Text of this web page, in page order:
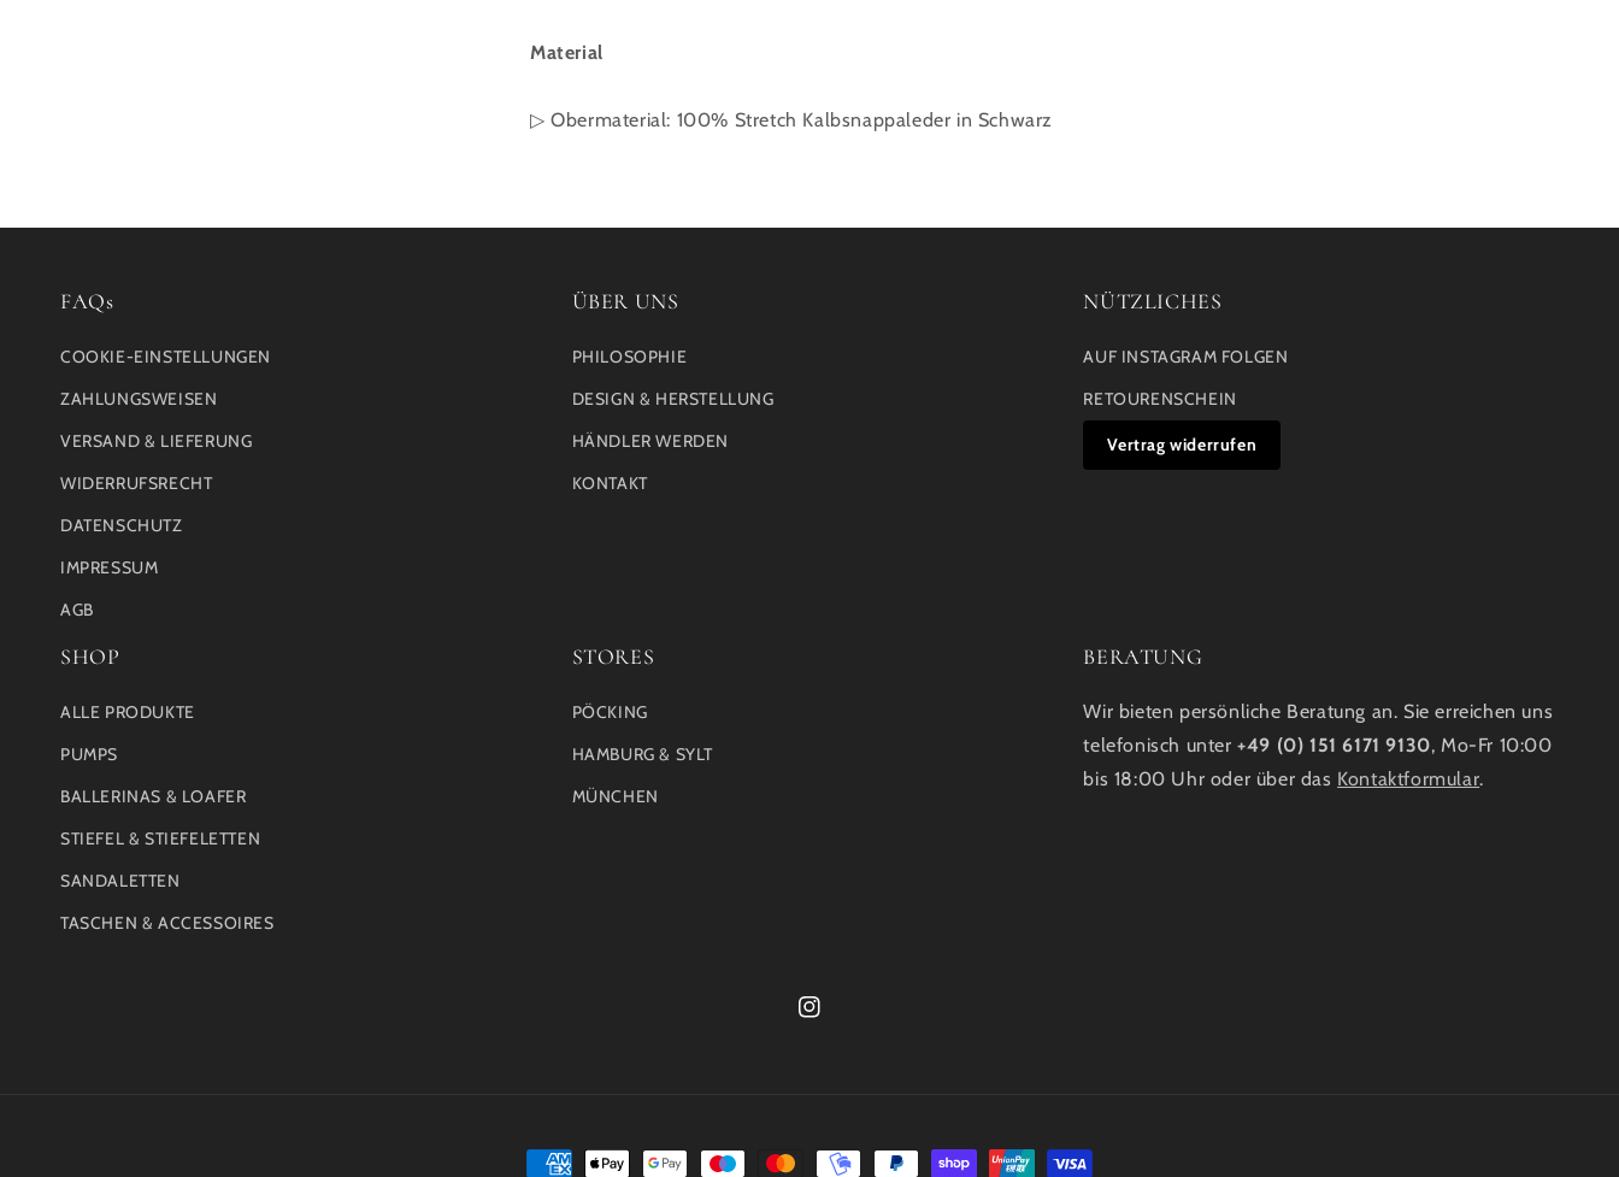
Material
▷ Obermaterial: 100% Stretch Kalbsnappaleder in Schwarz
FAQs
COOKIE-EINSTELLUNGEN
ZAHLUNGSWEISEN
VERSAND & LIEFERUNG
WIDERRUFSRECHT
DATENSCHUTZ
IMPRESSUM
AGB
ÜBER UNS
PHILOSOPHIE
DESIGN & HERSTELLUNG
HÄNDLER WERDEN
KONTAKT
NÜTZLICHES
AUF INSTAGRAM FOLGEN
RETOURENSCHEIN
Vertrag widerrufen
SHOP
ALLE PRODUKTE
PUMPS
BALLERINAS & LOAFER
STIEFEL & STIEFELETTEN
SANDALETTEN
TASCHEN & ACCESSOIRES
STORES
PÖCKING
HAMBURG & SYLT
MÜNCHEN
BERATUNG
Wir bieten persönliche Beratung an. Sie erreichen uns
telefonisch unter+49 (0) 151 6171 9130, Mo-Fr 10:00
bis 18:00 Uhr oder über das Kontaktformular.
Instagram
Zahlungsmethoden